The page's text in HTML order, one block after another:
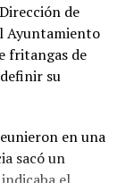
de
Ayuntamiento
fritangas de
su
en una
sacó un